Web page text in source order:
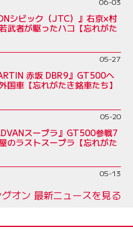
シビック（JTC）』右京×村
武者が駆ったハコ【忘れがた
05-27
赤坂 DBR9』GT500へ
国車【忘れがたき銘車たち】
05-20
スープラ』GT500参戦7
のラストスープラ【忘れがた
05-13
オン 最新ニュースを見る